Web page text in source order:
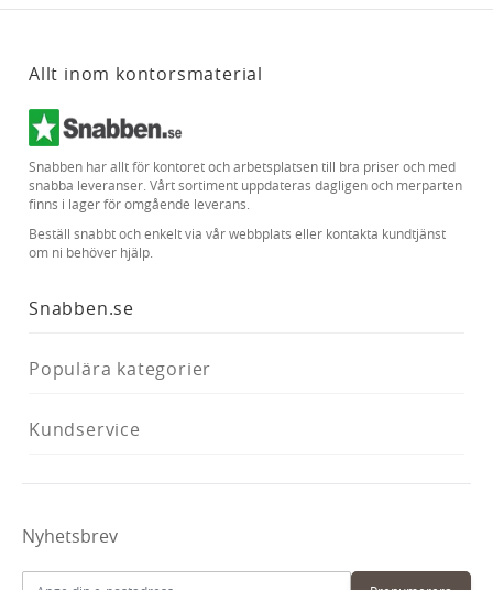
Allt inom kontorsmaterial
Snabben har allt för kontoret och arbetsplatsen till bra priser och med
snabba leveranser. Vårt sortiment uppdateras dagligen och merparten
finns i lager för omgående leverans.
Beställ snabbt och enkelt via vår webbplats eller kontakta kundtjänst
om ni behöver hjälp.
Snabben.se
Populära kategorier
Kundservice
Nyhetsbrev